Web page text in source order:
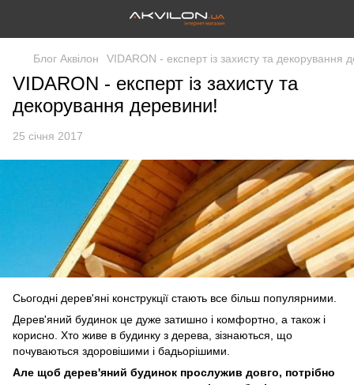
Блог Аквілон VIDARON - експерт із захисту та декорування
VIDARON - експерт із захисту та
декорування деревини!
25 січня 2017
Сьогодні дерев'яні конструкції стають все більш популярними.
Дерев'яний будинок це дуже затишно і комфортно, а також і
корисно. Хто живе в будинку з дерева, зізнаються, що
почуваються здоровішими і бадьорішими.
Але щоб дерев'яний будинок прослужив довго, потрібно